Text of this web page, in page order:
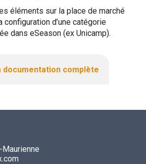
éléments sur la place de marché
d’une catégorie
dans eSeason (ex Unicamp).
documentation complète